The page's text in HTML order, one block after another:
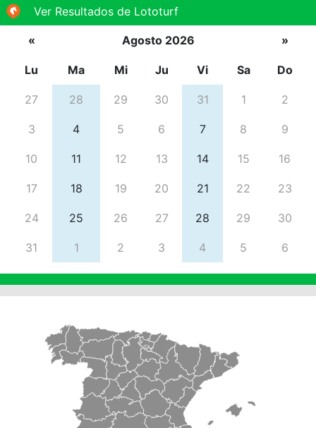
Ver Resultados de Lototurf
« Agosto 2026 »
Lu Ma Mi Ju Vi Sa Do
27 28 29 30 31 1 2
3 4 5 6 7 8 9
10 11 12 13 14 15 16
17 18 19 20 21 22 23
24 25 26 27 28 29 30
31 1 2 3 4 5 6